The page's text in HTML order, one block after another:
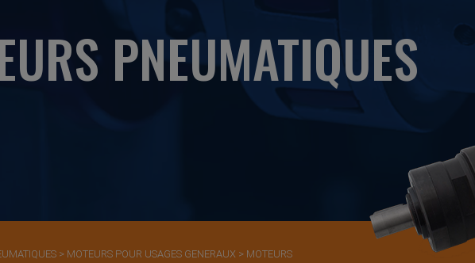
PNEUMATIQUES
> MOTEURS POUR USAGES GENERAUX > MOTEURS